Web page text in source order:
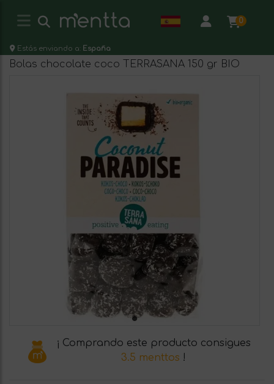
0
Estás enviando a: España
Bolas chocolate coco TERRASANA 150 gr BIO
¡ Comprando este producto consigues
3.5 menttos !